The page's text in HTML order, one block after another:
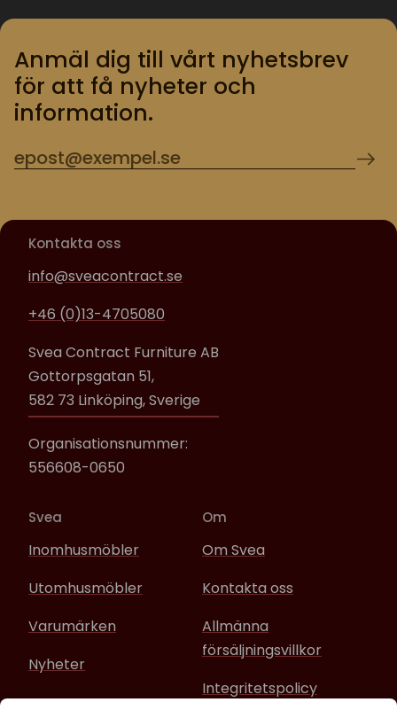
Anmäl dig till vårt nyhetsbrev
för att få nyheter och
information.
Kontakta oss
info@sveacontract.se
+46 (0)13-4705080
Svea Contract Furniture AB
Gottorpsgatan 51,
582 73 Linköping, Sverige
Organisationsnummer:
556608-0650
Svea
Inomhusmöbler
Utomhusmöbler
Varumärken
Nyheter
Om
Om Svea
Kontakta oss
Allmänna
försäljningsvillkor
Integritetspolicy